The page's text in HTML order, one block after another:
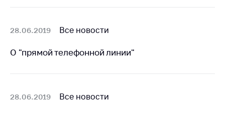
Обратиться в МАРТ
Прямaя телефоннaя
28.06.2019 Все новости
О "прямой телефонной линии"
28.06.2019 Все новости